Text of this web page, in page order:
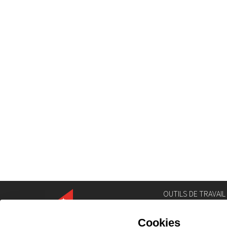
OUTILS DE TRAVAIL
Géoportail